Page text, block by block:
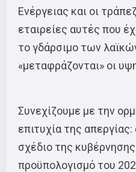
Ενέργειας και οι
εταιρείες αυτές που
το γδάρσιμο των
«μεταφράζονται» οι
Συνεχίζουμε με την
επιτυχία της
σχέδιο της
προϋπολογισμό του